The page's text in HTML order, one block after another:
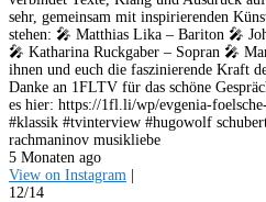
sehr, gemeinsam mit inspirierenden
stehen: 🎤 Matthias Lika – Bariton 🎤
🎤 Katharina Ruckgaber – Sopran 🎤
ihnen und euch die faszinierende Kraft
Danke an 1FLTV für das schöne
es hier: https://1fl.li/wp/evgenia-
#klassik #tvinterview #hugowolf
rachmaninov musikliebe
5 Monaten ago
View on Instagram
12/14